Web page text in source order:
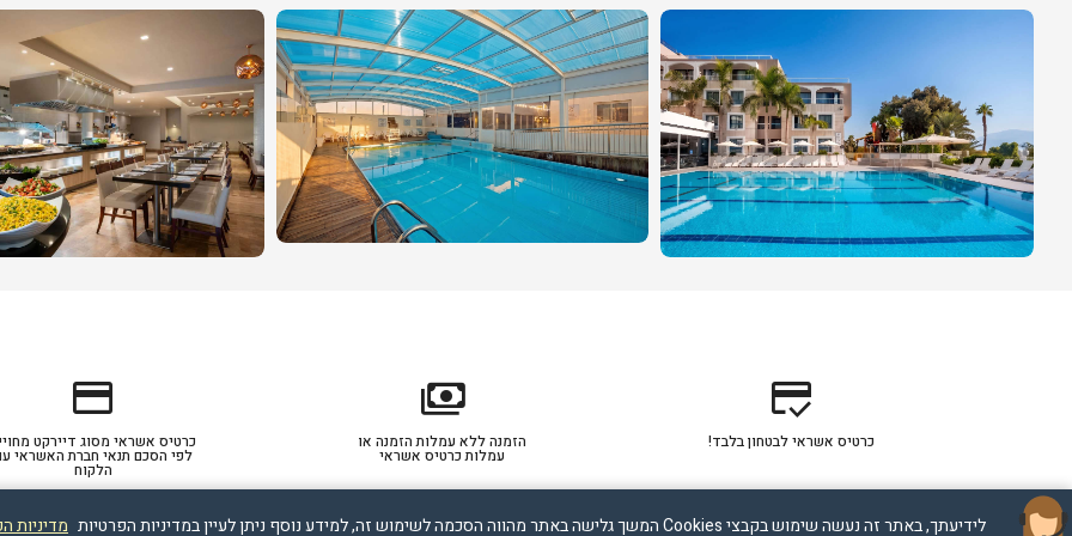
credit_score
כרטיס אשראי לבטחון בלבד!
payments
הזמנה ללא עמלות הזמנה או
עמלות כרטיס אשראי
credit_card
כרטיס אשראי מסוג דיירקט
לפי הסכם תנאי חברת האשראי
הלקוח
לידיעתך, באתר זה נעשה שימוש בקבצי Cookies המשך גלישה באתר מהווה הסכמה לשימוש זה, למידע נוסף ניתן לעיין במדיניות הפרטיות מדיניות